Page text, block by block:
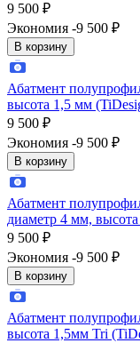
9 500 ₽
Экономия -9 500 ₽
В корзину
Абатмент
высота 1,5 мм
9 500 ₽
Экономия -9 500 ₽
В корзину
Абатмент
диаметр 4 мм,
9 500 ₽
Экономия -9 500 ₽
В корзину
Абатмент
высота 1,5мм Tri